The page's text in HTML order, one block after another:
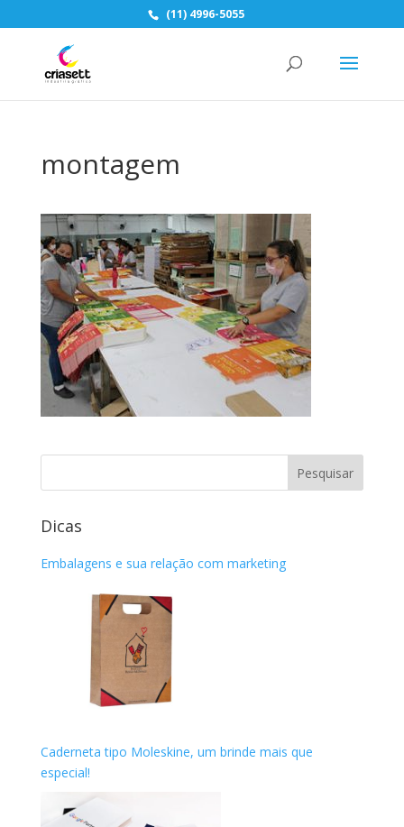
(11) 4996-5055
montagem
Dicas
Embalagens e sua relação com marketing
Caderneta tipo Moleskine, um brinde mais que
especial!